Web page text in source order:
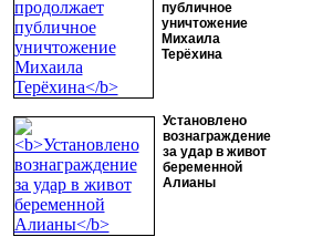
публичное
уничтожение
Михаила
Терёхина
Установлено
вознаграждение
за удар в живот
беременной
Алианы